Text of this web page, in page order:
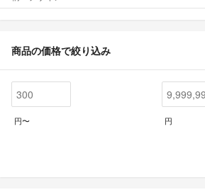
商品の価格で絞り込み
円〜 円